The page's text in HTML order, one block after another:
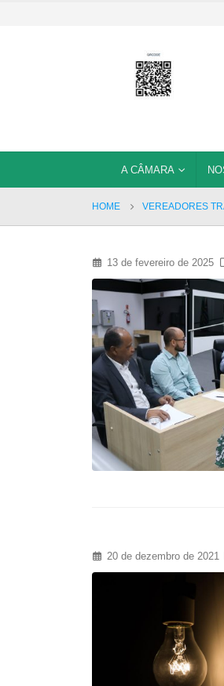
A CÂMARA
HOME VEREADORES
13 de fevereiro de 2025
20 de dezembro de 2021